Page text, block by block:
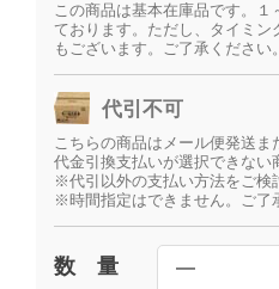
この商品は基本在庫品です。１
ております。ただし、タイミン
もございます。ご了承ください。
代引不可
こちらの商品はメール便発送ま
代金引換支払いが選択できない
※代引以外の支払い方法をご検
※時間指定はできません。ご了
数 量 ━